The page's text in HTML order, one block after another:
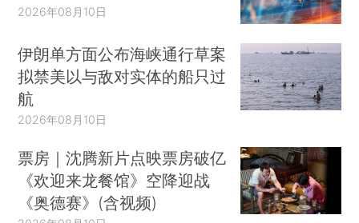
2026年08月10日
伊朗单方面公布海峡通行草案
拟禁美以与敌对实体的船只过
航
2026年08月10日
票房｜沈腾新片点映票房破亿
《欢迎来龙餐馆》空降迎战
《奥德赛》(含视频)